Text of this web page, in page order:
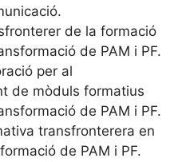
de la formació
de PAM i PF.
per al
de mòduls formatius
de PAM i PF.
transfronterera en
de PAM i PF.